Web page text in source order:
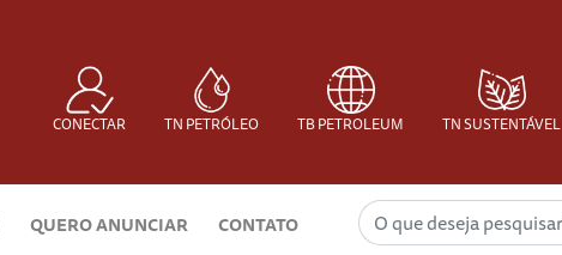
CONECTAR TN PETRÓLEO TB PETROLEUM TN SUSTENTÁVEL
QUERO ANUNCIAR CONTATO